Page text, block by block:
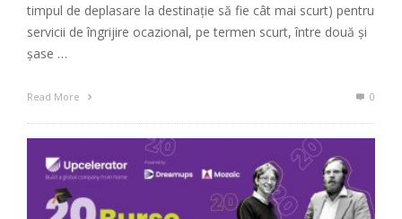
timpul de deplasare la destinație să fie cât mai scurt) pentru
servicii de îngrijire ocazional, pe termen scurt, între două și
șase …
Read More 0